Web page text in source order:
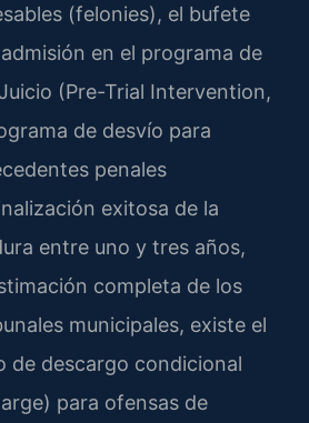
(felonies), el bufete
en el programa de
(Pre-Trial Intervention,
de desvío para
penales
exitosa de la
entre uno y tres años,
completa de los
municipales, existe el
de descargo condicional
para ofensas de